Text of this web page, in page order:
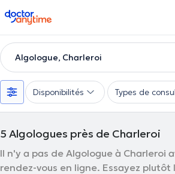
doctoranytime
Algologue, Charleroi
Disponibilités Types de
5 Algologues près de Charleroi
Il n'y a pas de Algologue à Charleroi
rendez-vous en ligne. Essayez plutôt